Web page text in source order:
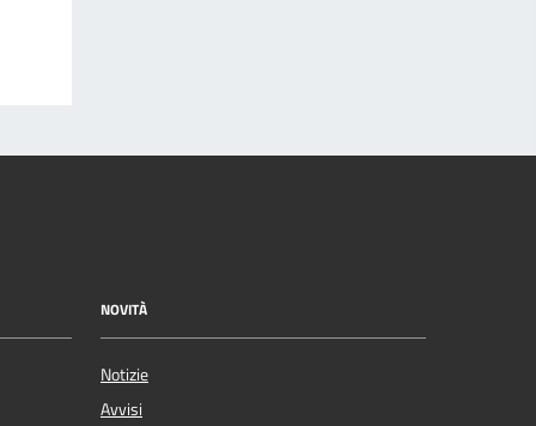
NOVITÀ
Notizie
Avvisi